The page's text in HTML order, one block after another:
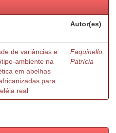
Autor(es)
de variâncias e
ambiente na
em abelhas
para
real
Faquinello,
Patrícia